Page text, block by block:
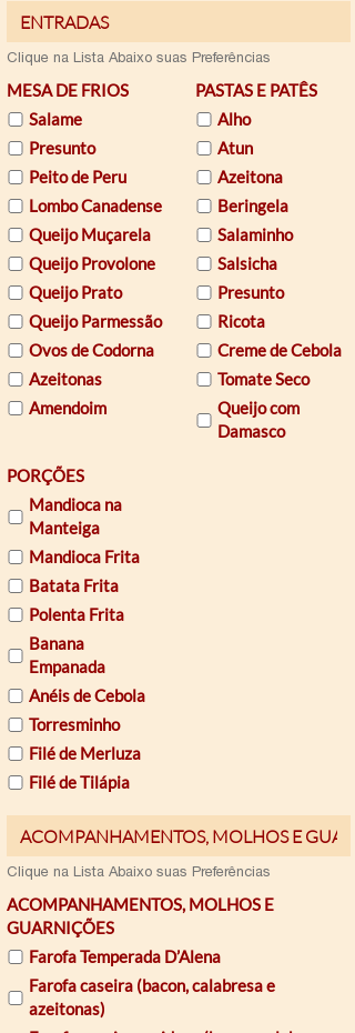
Email
Clique na Lista Abaixo suas Preferências
MESA DE FRIOS
Salame
Presunto
Peito de Peru
Lombo Canadense
Queijo Muçarela
Queijo Provolone
Queijo Prato
Queijo Parmessão
Ovos de Codorna
Azeitonas
Amendoim
PASTAS E PATÊS
Alho
Atun
Azeitona
Beringela
Salaminho
Salsicha
Presunto
Ricota
Creme de Cebola
Tomate Seco
Queijo com
Damasco
PORÇÕES
Mandioca na
Manteiga
Mandioca Frita
Batata Frita
Polenta Frita
Banana
Empanada
Anéis de Cebola
Torresminho
Filé de Merluza
Filé de Tilápia
Email
Clique na Lista Abaixo suas Preferências
ACOMPANHAMENTOS, MOLHOS E
GUARNIÇÕES
Farofa Temperada D’Alena
Farofa caseira (bacon, calabresa e
azeitonas)